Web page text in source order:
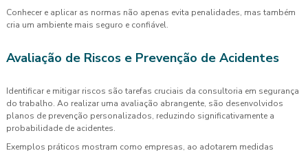
Conhecer e aplicar as normas não apenas evita penalidades, mas também
cria um ambiente mais seguro e confiável.
Avaliação de Riscos e Prevenção de Acidentes
Identificar e mitigar riscos são tarefas cruciais da consultoria em segurança
do trabalho. Ao realizar uma avaliação abrangente, são desenvolvidos
planos de prevenção personalizados, reduzindo significativamente a
probabilidade de acidentes.
Exemplos práticos mostram como empresas, ao adotarem medidas